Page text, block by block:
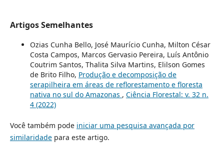
Artigos Semelhantes
Ozias Cunha Bello, José Maurício Cunha, Milton César
Costa Campos, Marcos Gervasio Pereira, Luís Antônio
Coutrim Santos, Thalita Silva Martins, Elilson Gomes
de Brito Filho, Produção e decomposição de
serapilheira em áreas de reflorestamento e floresta
nativa no sul do Amazonas , Ciência Florestal: v. 32 n.
4 (2022)
Você também pode iniciar uma pesquisa avançada por
similaridadepara este artigo.